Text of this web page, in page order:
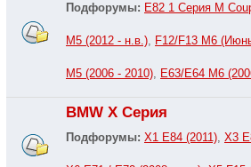
Подфорумы: E82 1 Серия M
M5 (2012 - н.в.) F12/F13 M6
M5 (2006 - 2010) E63/E64 M6
BMW X Серия
Подфорумы: X1 E84 (2011) X3